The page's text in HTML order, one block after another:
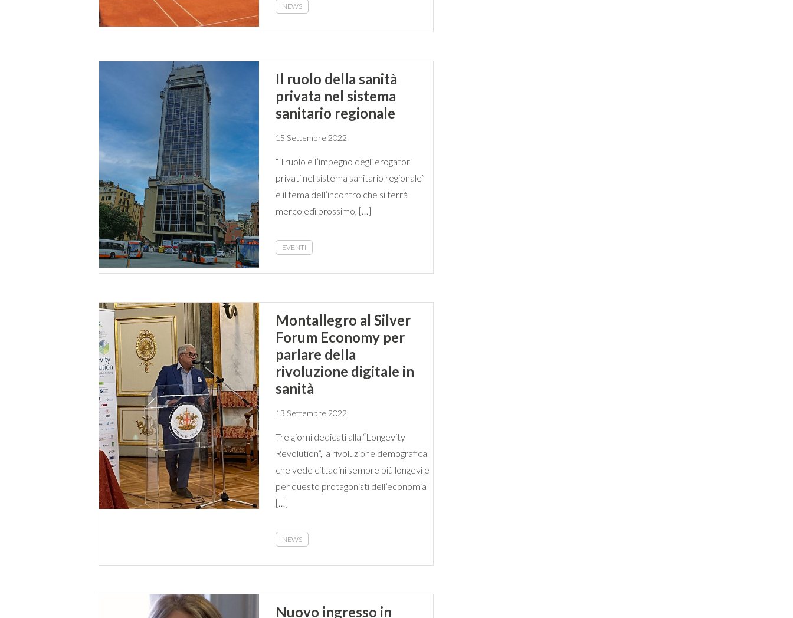
NEWS
Il ruolo della sanità
privata nel sistema
sanitario regionale
15 Settembre 2022
“Il ruolo e l’impegno degli erogatori
privati nel sistema sanitario regionale”
è il tema dell’incontro che si terrà
mercoledì prossimo, […]
EVENTI
Montallegro al Silver
Forum Economy per
parlare della
rivoluzione digitale in
sanità
13 Settembre 2022
Tre giorni dedicati alla “Longevity
Revolution”, la rivoluzione demografica
che vede cittadini sempre più longevi e
per questo protagonisti dell’economia
[…]
NEWS
Nuovo ingresso in